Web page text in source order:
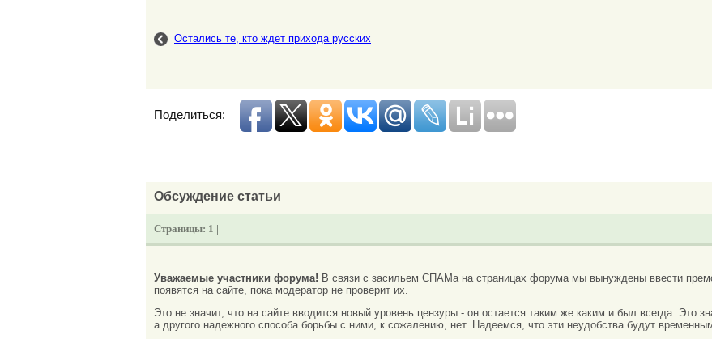
Остались те, кто ждет прихода русских
Поделиться:
Обсуждение статьи
Страницы: 1 |
Уважаемые участники форума! В связи с засильем СПАМа на страницах форума мы вынуждены ввести
появятся на сайте, пока модератор не проверит их.
Это не значит, что на сайте вводится новый уровень цензуры - он остается таким же каким и был всегда. Это
а другого надежного способа борьбы с ними, к сожалению, нет. Надеемся, что эти неудобства будут